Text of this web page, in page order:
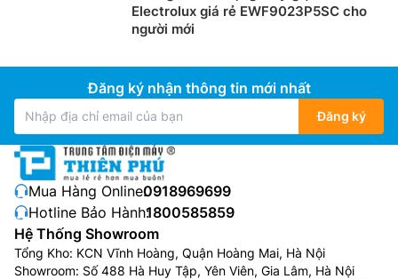
Electrolux giá rẻ EWF9023P5SC cho
người mới
Đăng ký nhận thông tin mới nhất
Đăng ký
Mua Hàng Online:0918969699
Hotline Bảo Hành:1800585859
Hệ Thống Showroom
Tổng Kho: KCN Vĩnh Hoàng, Quận Hoàng Mai, Hà Nội
Showroom: Số 488 Hà Huy Tập, Yên Viên, Gia Lâm, Hà Nội